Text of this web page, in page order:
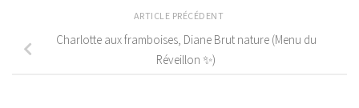
ARTICLE PRÉCÉDENT
Charlotte aux framboises, Diane Brut nature (Menu du
Réveillon ✨)